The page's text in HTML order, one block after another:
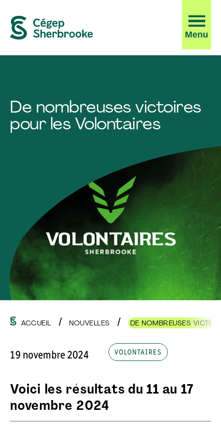
la
Menu
De nombreuses victoires
pour les Volontaires
ACCUEIL NOUVELLES DE NOMBREUSES
19 novembre 2024 VOLONTAIRES
Voici les résultats du 11 au 17
novembre 2024